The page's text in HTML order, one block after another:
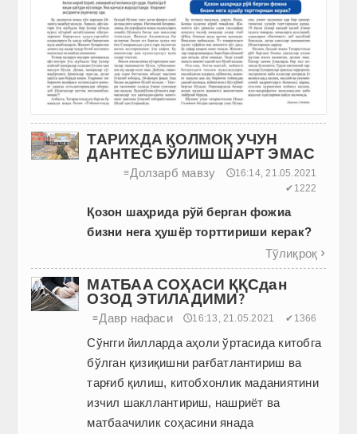
ТАРИХДА ҚОЛМОҚ УЧУН
ДАНТЕС БЎЛИШ ШАРТ ЭМАС
≡Долзарб мавзу
🕔16:14, 21.05.2021
✔1222
Қозон шаҳрида рўй берган фожиа
бизни нега ҳушёр торттириши керак?
Тўлиқроқ 
МАТБАА СОҲАСИ ҚҚСдан
ОЗОД ЭТИЛАДИМИ?
≡Давр нафаси 🕔16:13, 21.05.2021 ✔1366
Сўнгги йилларда аҳоли ўртасида китобга
бўлган қизиқишни рағбатлантириш ва
тарғиб қилиш, китобхонлик маданиятини
изчил шакллантириш, нашриёт ва
матбаачилик соҳасини янада